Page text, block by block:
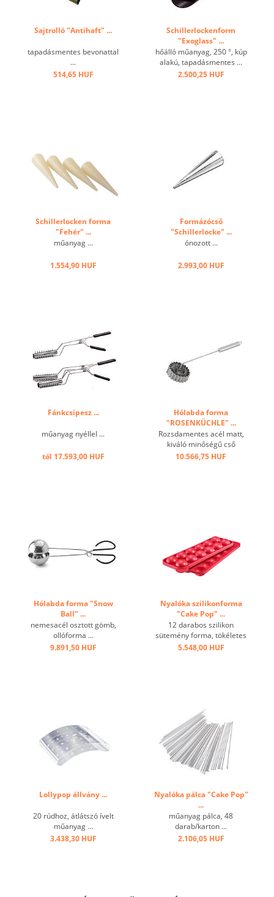
Sajtrolló "Antihaft" ...
tapadásmentes bevonattal
...
514,65 HUF
Schillerlockenform
"Exoglass" ...
hőálló műanyag, 250 °, kúp
alakú, tapadásmentes ...
2.500,25 HUF
Schillerlocken forma
"Fehér" ...
műanyag ...
1.554,90 HUF
Formázócső
"Schillerlocke" ...
ónozott ...
2.993,00 HUF
Fánkcsipesz ...
műanyag nyéllel ...
tól 17.593,00 HUF
Hólabda forma
"ROSENKÜCHLE" ...
Rozsdamentes acél matt,
kiváló minőségű cső
fogantyúval, hullámos, 12
10.566,75 HUF
Hólabda forma "Snow
Ball" ...
nemesacél osztott gömb,
ollóforma ...
9.891,50 HUF
Nyalóka szilikonforma
"Cake Pop" ...
12 darabos szilikon
sütemény forma, tökéletes
süteményforma,
5.548,00 HUF
Lollypop állvány ...
20 rúdhoz, átlátszó ívelt
műanyag ...
3.438,30 HUF
Nyalóka pálca "Cake Pop"
...
műanyag pálca, 48
darab/karton ...
2.106,05 HUF